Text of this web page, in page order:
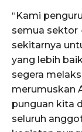
“Kami
semua sektor
sekitarnya
yang lebih
segera
merumuskan
punguan kita
seluruh